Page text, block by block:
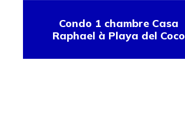
Condo 1 chambre Casa
Raphael à Playa del Coco